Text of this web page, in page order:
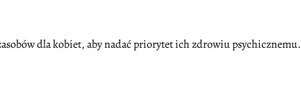
dla kobiet, aby nadać priorytet ich zdrowiu psychicznemu.